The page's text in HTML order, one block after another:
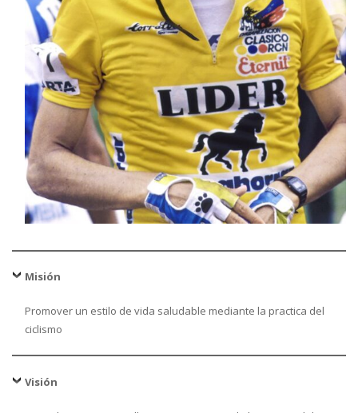
Misión
Promover un estilo de vida saludable mediante la practica del
ciclismo
Visión